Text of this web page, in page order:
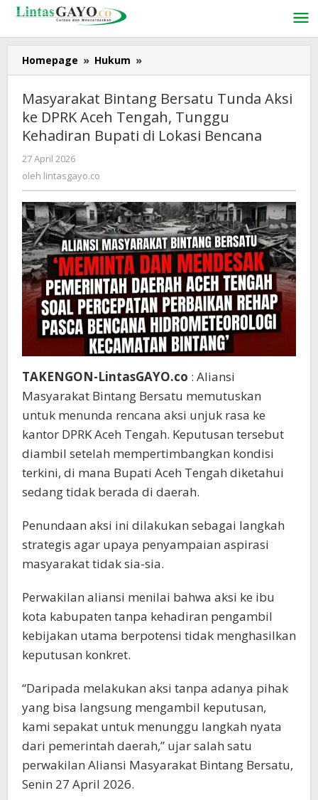
Lewati
konten
Homepage » Hukum »
Bintang
Tunda
Aksi
ke
Tunggu
Kehadiran
Bupati
di
Lokasi
Bencana
Masyarakat Bintang Bersatu Tunda Aksi
ke DPRK Aceh Tengah, Tunggu
Kehadiran Bupati di Lokasi Bencana
27 April 2026
lintasgayo.co
oleh lintasgayo.co
TAKENGON-LintasGAYO.co : Aliansi
Masyarakat Bintang Bersatu memutuskan
untuk menunda rencana aksi unjuk rasa ke
kantor DPRK Aceh Tengah. Keputusan tersebut
diambil setelah mempertimbangkan kondisi
terkini, di mana Bupati Aceh Tengah diketahui
sedang tidak berada di daerah.
Penundaan aksi ini dilakukan sebagai langkah
strategis agar upaya penyampaian aspirasi
masyarakat tidak sia-sia.
Perwakilan aliansi menilai bahwa aksi ke ibu
kota kabupaten tanpa kehadiran pengambil
kebijakan utama berpotensi tidak menghasilkan
keputusan konkret.
“Daripada melakukan aksi tanpa adanya pihak
yang bisa langsung mengambil keputusan,
kami sepakat untuk menunggu langkah nyata
dari pemerintah daerah,” ujar salah satu
perwakilan Aliansi Masyarakat Bintang Bersatu,
Senin 27 April 2026.